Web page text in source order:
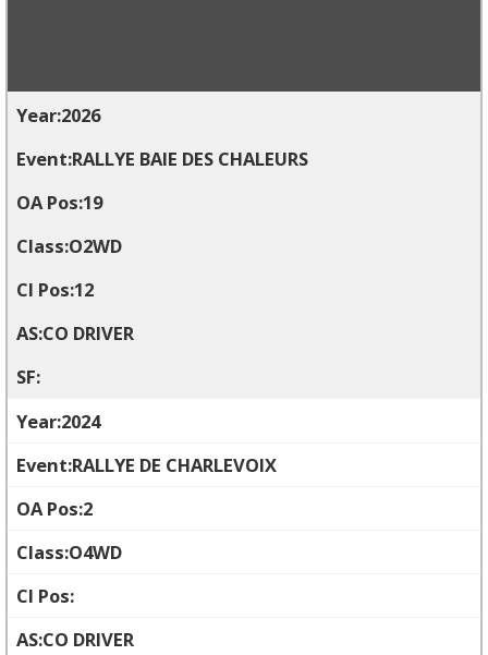
2026
RALLYE BAIE DES CHALEURS
19
O2WD
12
CO DRIVER
2024
RALLYE DE CHARLEVOIX
2
O4WD
CO DRIVER